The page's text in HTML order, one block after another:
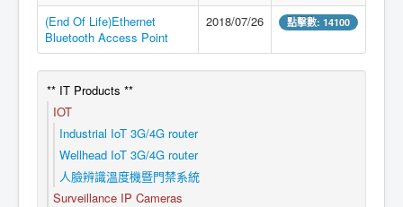
(End Of Life)Ethernet
Bluetooth Access Point
2018/07/26 點擊數: 14100
** IT Products **
IOT
Industrial IoT 3G/4G router
Wellhead IoT 3G/4G router
人臉辨識溫度機暨門禁系統
Surveillance IP Cameras